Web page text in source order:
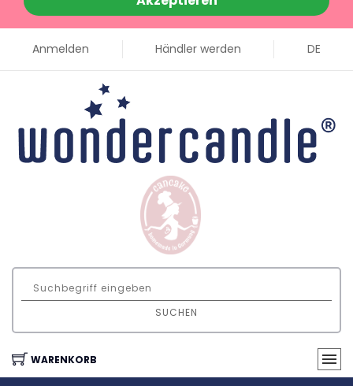
Anmelden Händler werden DE
SUCHEN
WARENKORB